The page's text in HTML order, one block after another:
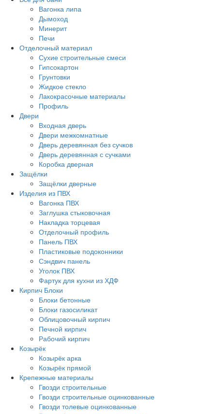
Вагонка липа
Дымоход
Минерит
Печи
Отделочный материал
Сухие строительные смеси
Гипсокартон
Грунтовки
Жидкое стекло
Лакокрасочные материалы
Профиль
Двери
Входная дверь
Двери межкомнатные
Дверь деревянная без сучков
Дверь деревянная с сучками
Коробка дверная
Защёлки
Защёлки дверные
Изделия из ПВХ
Вагонка ПВХ
Заглушка стыковочная
Накладка торцевая
Отделочный профиль
Панель ПВХ
Пластиковые подоконники
Сэндвич панель
Уголок ПВХ
Фартук для кухни из ХДФ
Кирпич Блоки
Блоки бетонные
Блоки газосиликат
Облицовочный кирпич
Печной кирпич
Рабочий кирпич
Козырёк
Козырёк арка
Козырёк прямой
Крепежные материалы
Гвозди строительные
Гвозди строительные оцинкованные
Гвозди толевые оцинкованные